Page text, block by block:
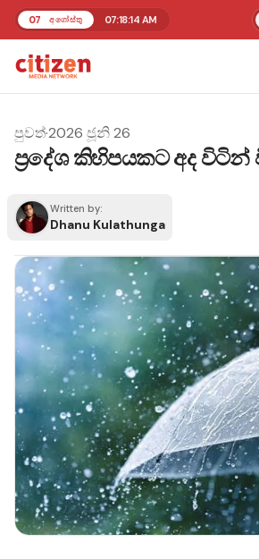
07 අගෝස්තු 07:18:14 AM
පුවත්·2026 ජූනි 26
ප්‍රදේශ කිහිපයකට අද විටින්
Written by:
Dhanu Kulathunga